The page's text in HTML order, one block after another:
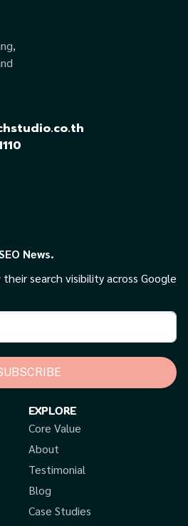
News.
search visibility across Google
EXPLORE
Core Value
About
Testimonial
Blog
Case Studies